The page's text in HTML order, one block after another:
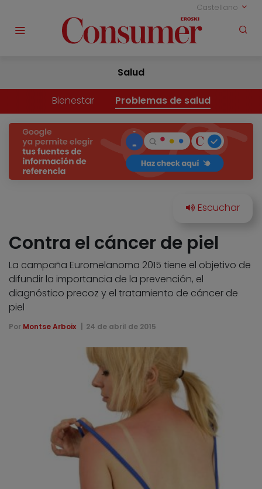
Castellano
Salud
Bienestar Problemas de salud
Contra el cáncer de piel
La campaña Euromelanoma 2015 tiene el objetivo de
difundir la importancia de la prevención, el
diagnóstico precoz y el tratamiento de cáncer de
piel
Por Montse Arboix 24 de abril de 2015